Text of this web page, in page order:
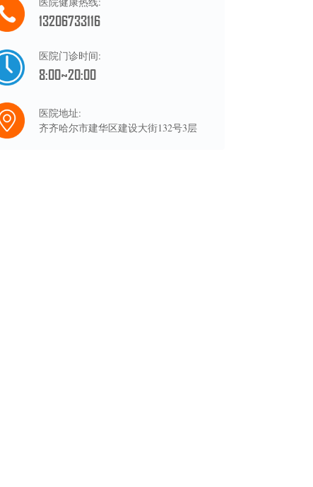
13206733116
医院门诊时间:
8:00~20:00
医院地址:
齐齐哈尔市建华区建设大街132号3层